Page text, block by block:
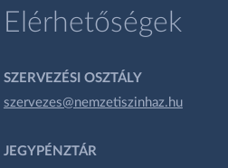
Elérhetőségek
SZERVEZÉSI OSZTÁLY
szervezes@nemzetiszinhaz.hu
JEGYPÉNZTÁR